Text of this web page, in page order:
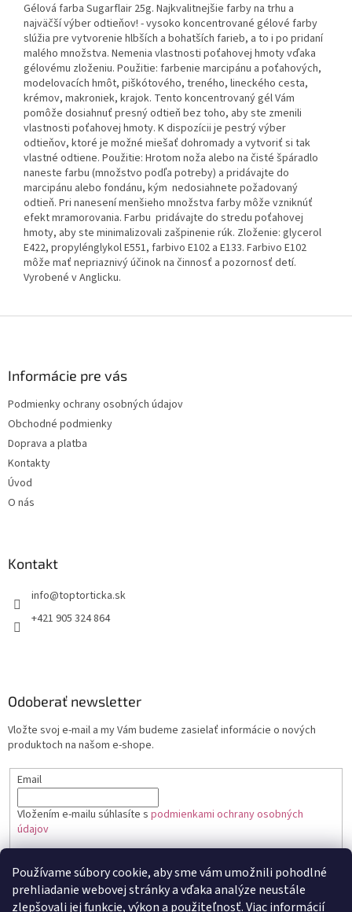
Používame súbory cookie, aby sme vám umožnili pohodlné
prehliadanie webovej stránky a vďaka analýze neustále
zlepšovali jej funkcie, výkon a použiteľnosť.Viac informácií
Gélová farba Sugarflair 25g. Najkvalitnejšie farby na trhu a
najväčší výber odtieňov! - vysoko koncentrované gélové farby
slúžia pre vytvorenie hlbších a bohatších farieb, a to i po pridaní
malého množstva. Nemenia vlastnosti poťahovej hmoty vďaka
gélovému zloženiu. Použitie: farbenie marcipánu a poťahových,
modelovacích hmôt, piškótového, treného, lineckého cesta,
krémov, makroniek, krajok. Tento koncentrovaný gél Vám
pomôže dosiahnuť presný odtieň bez toho, aby ste zmenili
vlastnosti poťahovej hmoty. K dispozícii je pestrý výber
odtieňov, ktoré je možné miešať dohromady a vytvoriť si tak
vlastné odtiene. Použitie: Hrotom noža alebo na čisté špáradlo
naneste farbu (množstvo podľa potreby) a pridávajte do
marcipánu alebo fondánu, kým nedosiahnete požadovaný
odtieň. Pri nanesení menšieho množstva farby môže vzniknúť
efekt mramorovania. Farbu pridávajte do stredu poťahovej
hmoty, aby ste minimalizovali zašpinenie rúk. Zloženie: glycerol
E422, propylénglykol E551, farbivo E102 a E133. Farbivo E102
môže mať nepriaznivý účinok na činnosť a pozornosť detí.
Vyrobené v Anglicku.
Informácie pre vás
Podmienky ochrany osobných údajov
Obchodné podmienky
Doprava a platba
Kontakty
Úvod
O nás
Kontakt
+421 905 324 864
Odoberať newsletter
Vložte svoj e-mail a my Vám budeme zasielať informácie o nových
produktoch na našom e-shope.
Email
Vložením e-mailu súhlasíte s podmienkami ochrany osobných
údajov
PRIHLÁSIŤ SA